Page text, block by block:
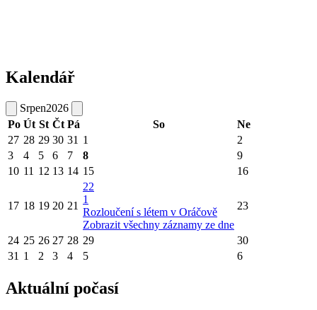
Kalendář
Srpen2026
Po Út St Čt Pá So
Ne
27 28 29 30 31 1
2
3
4 5 6 7 8
9
10 11 12 13 14 15 16
17 18 19 20 21
22
1
Rozloučení s létem v Oráčově
Zobrazit všechny záznamy ze dne
23
24 25 26 27 28 29
30
31 1 2 3 4 5 6
Aktuální počasí